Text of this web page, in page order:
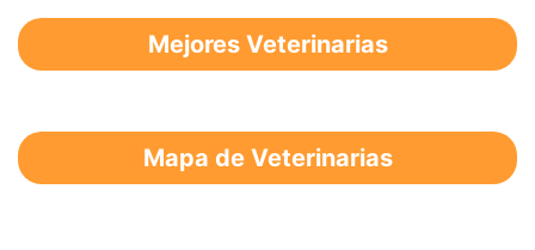
Mejores Veterinarias
Mapa de Veterinarias